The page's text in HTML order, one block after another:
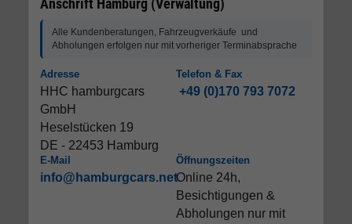
Anschrift Hamburg (Verwaltung)
Alle Kundenberatungen, Fahrzeugverkäufe und
Abholungen erfolgen nur mit vorheriger Terminabsprache
Adresse
HHC hamburgcars
GmbH
Heselstücken 19
DE - 22453 Hamburg
Telefon & Fax
+49 (0)170 793 7072
E-Mail
info@hamburgcars.net
Öffnungszeiten
Online 24h,
Besichtigungen &
Abholungen nur mit